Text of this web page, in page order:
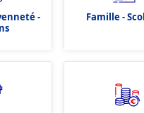
-
Famille -